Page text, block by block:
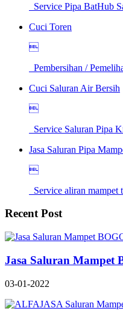
Service Pipa BatHub
Cuci Toren

Pembersihan /
Cuci Saluran Air Bersih

Service Saluran Pipa
Jasa Saluran Pipa

Service aliran mampet
Recent Post
Jasa Saluran Mampet
03-01-2022